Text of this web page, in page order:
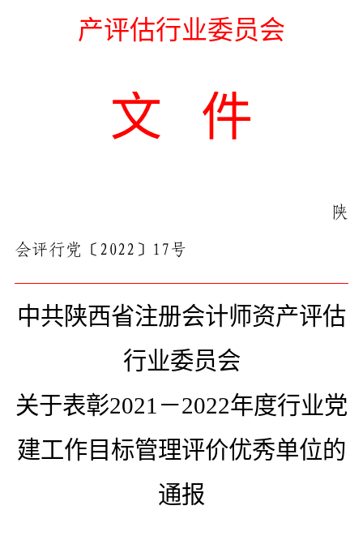
产评估行业委员会
文 件
陕
会评行党〔 2022 〕 17号
中共陕西省注册会计师资产评估
行业委员会
关于表彰2021－2022年度行业党
建工作目标管理评价优秀单位的
通报